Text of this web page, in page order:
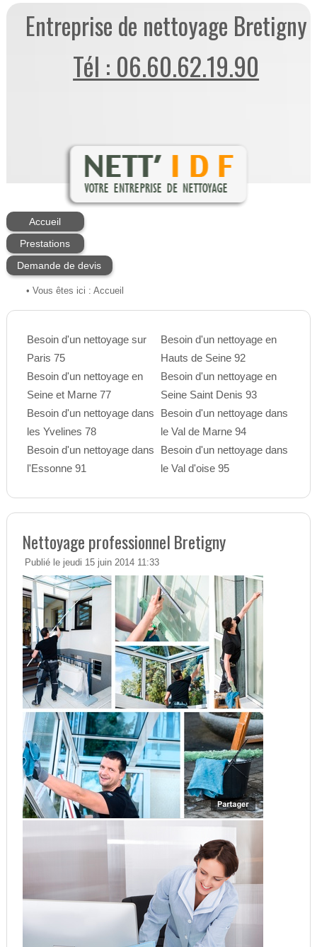
Entreprise de nettoyage Bretigny
Tél : 06.60.62.19.90
Accueil
Prestations
Demande de devis
• Vous êtes ici : Accueil
Besoin d'un nettoyage sur
Paris 75
Besoin d'un nettoyage en
Seine et Marne 77
Besoin d'un nettoyage dans
les Yvelines 78
Besoin d'un nettoyage dans
l'Essonne 91
Besoin d'un nettoyage en
Hauts de Seine 92
Besoin d'un nettoyage en
Seine Saint Denis 93
Besoin d'un nettoyage dans
le Val de Marne 94
Besoin d'un nettoyage dans
le Val d'oise 95
Nettoyage professionnel Bretigny
Publié le jeudi 15 juin 2014 11:33